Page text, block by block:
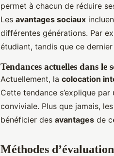
permet à chacun de réduire
Les avantages sociaux
différentes générations. Par
étudiant, tandis que ce
Tendances actuelles dans le
Actuellement, la colocation
Cette tendance s’explique
conviviale. Plus que jamais,
bénéficier des avantages de
Méthodes